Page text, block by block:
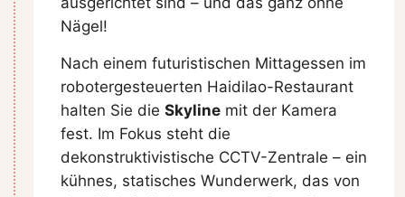
Nägel!
Nach einem futuristischen Mittagessen im
robotergesteuerten Haidilao-Restaurant
halten Sie die Skyline mit der Kamera
fest. Im Fokus steht die
dekonstruktivistische CCTV-Zentrale – ein
kühnes, statisches Wunderwerk, das von